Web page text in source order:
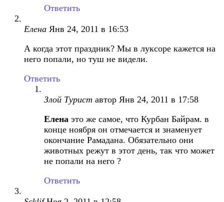
Ответить
Елена Янв 24, 2011 в 16:53
А когда этот праздник? Мы в луксоре кажется на
него попали, но туш не видели.
Ответить
Злой Турист автор Янв 24, 2011 в 17:58
Елена это же самое, что Курбан Байрам. в
конце ноября он отмечается и знаменует
окончание Рамадана. Обязательно они
животных режут в этот день, так что может
не попали на него ?
Ответить